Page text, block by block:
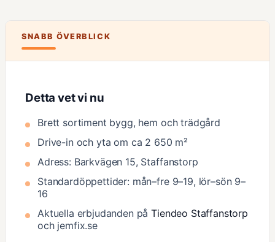
SNABB ÖVERBLICK
Detta vet vi nu
Brett sortiment bygg, hem och trädgård
Drive-in och yta om ca 2 650 m²
Adress: Barkvägen 15, Staffanstorp
Standardöppettider: mån–fre 9–19, lör–sön 9–
16
Aktuella erbjudanden påTiendeo Staffanstorp
och jemfix.se